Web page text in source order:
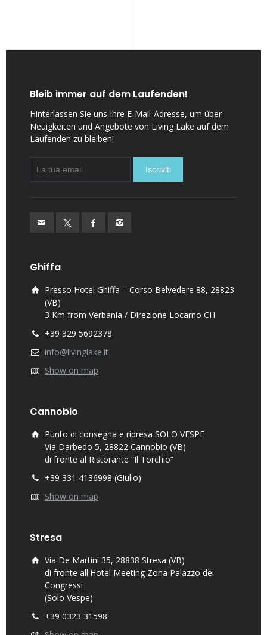
Bleib immer auf dem Laufenden!
Hinterlassen Sie uns Ihre E-Mail-Adresse, um über
Neuigkeiten und Angebote von Living Lake auf dem
Laufenden zu bleiben!
Ghiffa
Presso Hotel Ghiffa – Corso Belvedere 88, 28823
(VB)
3 Km from Verbania / Direzione Locarno CH
+39 329 5692378
info@livinglake.it
Show on map
Cannobio
Punto di consegna e ripresa SOLO VESPE
Via Darbedo 5, 28822 Cannobio (VB)
di fronte al Ristorante “Il Torchio”
+39 331 4136998 (Giulio)
Show on map
Stresa
Via De Martini 35, 28838 Stresa (VB)
di fronte all'Hotel Meeting Zona Palazzo dei
Congressi
(Solo Vespe)
+39 0323 31598